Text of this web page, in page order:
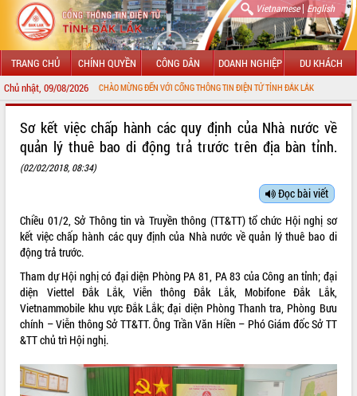
Vietnamese| English
TRANG CHỦ CHÍNH QUYỀN CÔNG DÂN DOANH NGHIỆP DU KHÁCH
Chủ nhật, 09/08/2026
CHÀO MỪNG ĐẾN VỚI CỔNG THÔNG TIN ĐIỆN TỬ TỈNH ĐẮK LẮK
LÃNH ĐẠO UBND TỈNH
SỞ, BAN, NGÀNH
UBND CÁC XÃ, PHƯỜNG
THÔNG TIN CHỈ ĐẠO ĐIỀU HÀNH
HỆ THỐNG VĂN BẢN
VĂN BẢN HĐND TỈNH
ĐIỂM TIN VĂN BẢN
Sơ kết việc chấp hành các quy định của Nhà nước về
quản lý thuê bao di động trả trước trên địa bàn tỉnh.
(02/02/2018, 08:34)
Đọc bài viết
Chiều 01/2, Sở Thông tin và Truyền thông (TT&TT) tổ chức Hội nghị sơ
kết việc chấp hành các quy định của Nhà nước về quản lý thuê bao di
động trả trước.
Tham dự Hội nghị có đại diện Phòng PA 81, PA 83 của Công an tỉnh; đại
diện Viettel Đắk Lắk, Viễn thông Đắk Lắk, Mobifone Đắk Lắk,
Vietnammobile khu vực Đắk Lắk; đại diện Phòng Thanh tra, Phòng Bưu
chính – Viễn thông Sở TT&TT. Ông Trần Văn Hiền – Phó Giám đốc Sở TT
&TT chủ trì Hội nghị.